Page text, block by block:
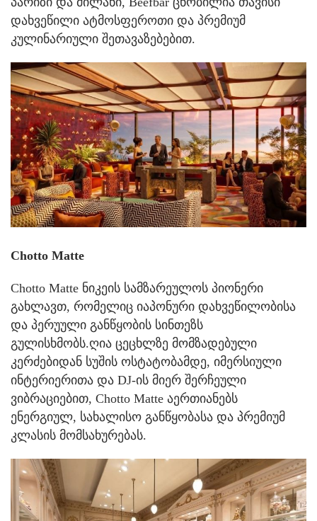
დახვეწილი ატმოსფეროთი და პრემიუმ
კულინარიული შეთავაზებებით.
Chotto Matte
Chotto Matte ნიკეის სამზარეულოს პიონერი
გახლავთ, რომელიც იაპონური დახვეწილობისა
და პერუული განწყობის სინთეზს
გულისხმობს.ღია ცეცხლზე მომზადებული
კერძებიდან სუშის ოსტატობამდე, იმერსიული
ინტერიერითა და DJ-ის მიერ შერჩეული
ვიბრაციებით, Chotto Matte აერთიანებს
ენერგიულ, სახალისო განწყობასა და პრემიუმ
კლასის მომსახურებას.